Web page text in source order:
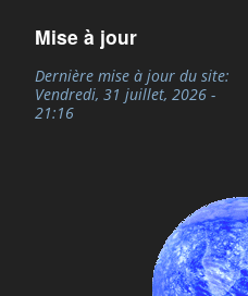
Mise à jour
Dernière mise à jour du site:
Vendredi, 31 juillet, 2026 -
21:16